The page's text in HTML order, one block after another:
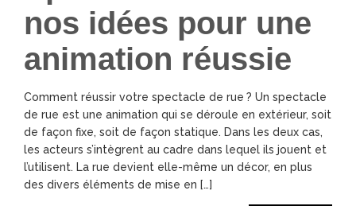
nos idées pour une
animation réussie
Comment réussir votre spectacle de rue ? Un spectacle
de rue est une animation qui se déroule en extérieur, soit
de façon fixe, soit de façon statique. Dans les deux cas,
les acteurs s’intègrent au cadre dans lequel ils jouent et
l’utilisent. La rue devient elle-même un décor, en plus
des divers éléments de mise en […]